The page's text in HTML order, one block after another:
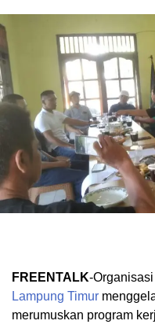
FREENTALK-
Lampung Timur
merumuskan program